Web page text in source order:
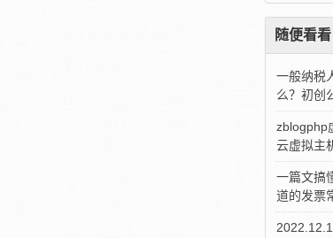
随便看看
一般纳税
么？初创
zblogphp
云虚拟主
一篇文搞
道的发票